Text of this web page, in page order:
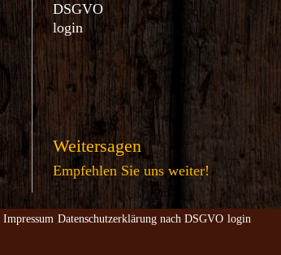
DSGVO
login
Weitersagen
Empfehlen Sie uns weiter!
Impressum Datenschutzerklärung nach DSGVO login